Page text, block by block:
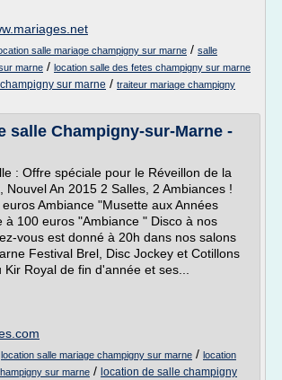
salle mariage champigny sur marne / salle
marne / location salle des fetes champigny sur marne
sur marne / traiteur mariage champigny
salle Champigny-sur-Marne -
: Offre spéciale pour le Réveillon de la
Nouvel An 2015 2 Salles, 2 Ambiances !
Ambiance "Musette aux Années
à 100 euros "Ambiance " Disco à nos
vous est donné à 20h dans nos salons
Festival Brel, Disc Jockey et Cotillons
Royal de fin d'année et ses...
location salle mariage champigny sur marne / location
sur marne / location de salle champigny